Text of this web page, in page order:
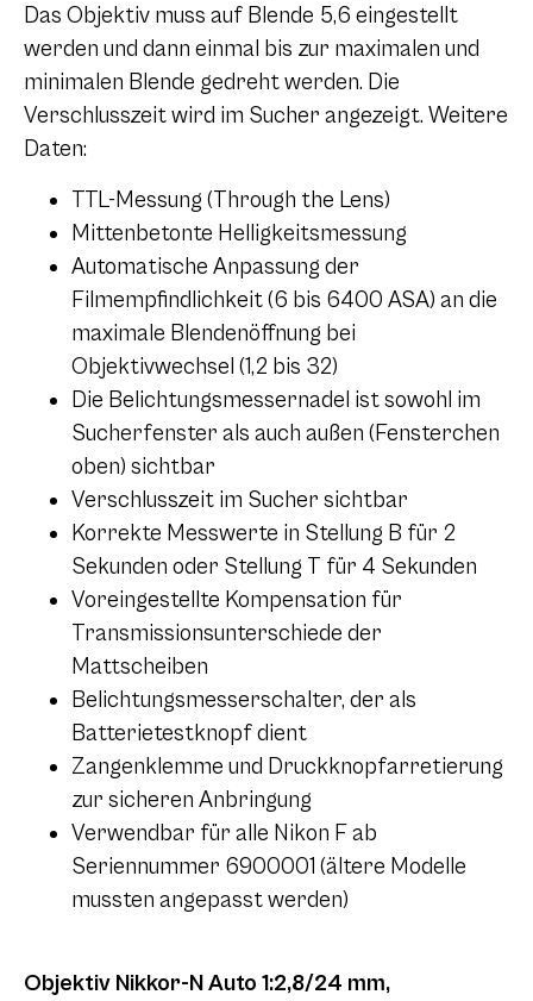
Das Objektiv muss auf Blende 5,6 eingestellt
werden und dann einmal bis zur maximalen und
minimalen Blende gedreht werden. Die
Verschlusszeit wird im Sucher angezeigt. Weitere
Daten:
TTL-Messung (Through the Lens)
Mittenbetonte Helligkeitsmessung
Automatische Anpassung der
Filmempfindlichkeit (6 bis 6400 ASA) an die
maximale Blendenöffnung bei
Objektivwechsel (1,2 bis 32)
Die Belichtungsmessernadel ist sowohl im
Sucherfenster als auch außen (Fensterchen
oben) sichtbar
Verschlusszeit im Sucher sichtbar
Korrekte Messwerte in Stellung B für 2
Sekunden oder Stellung T für 4 Sekunden
Voreingestellte Kompensation für
Transmissionsunterschiede der
Mattscheiben
Belichtungsmesserschalter, der als
Batterietestknopf dient
Zangenklemme und Druckknopfarretierung
zur sicheren Anbringung
Verwendbar für alle Nikon F ab
Seriennummer 6900001 (ältere Modelle
mussten angepasst werden)
Objektiv Nikkor-N Auto 1:2,8/24 mm,